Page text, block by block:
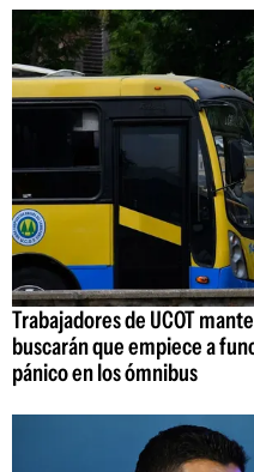
Trabajadores de UCOT
buscarán que empiece a
pánico en los ómnibus